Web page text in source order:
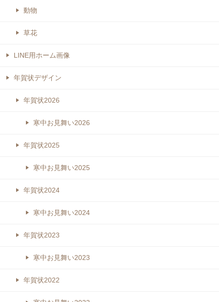
動物
草花
LINE用ホーム画像
年賀状デザイン
年賀状2026
寒中お見舞い2026
年賀状2025
寒中お見舞い2025
年賀状2024
寒中お見舞い2024
年賀状2023
寒中お見舞い2023
年賀状2022